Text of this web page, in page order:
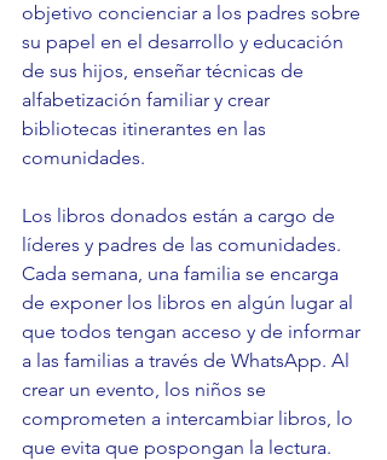
objetivo concienciar a los padres sobre
su papel en el desarrollo y educación
de sus hijos, enseñar técnicas de
alfabetización familiar y crear
bibliotecas itinerantes en las
comunidades.
Los libros donados están a cargo de
líderes y padres de las comunidades.
Cada semana, una familia se encarga
de exponer los libros en algún lugar al
que todos tengan acceso y de informar
a las familias a través de WhatsApp. Al
crear un evento, los niños se
comprometen a intercambiar libros, lo
que evita que pospongan la lectura.